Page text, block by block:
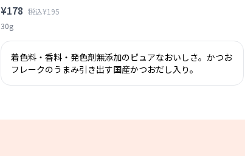
¥178 税込¥195
30g
着色料・香料・発色剤無添加のピュアなおいしさ。かつお
フレークのうまみ引き出す国産かつおだし入り。